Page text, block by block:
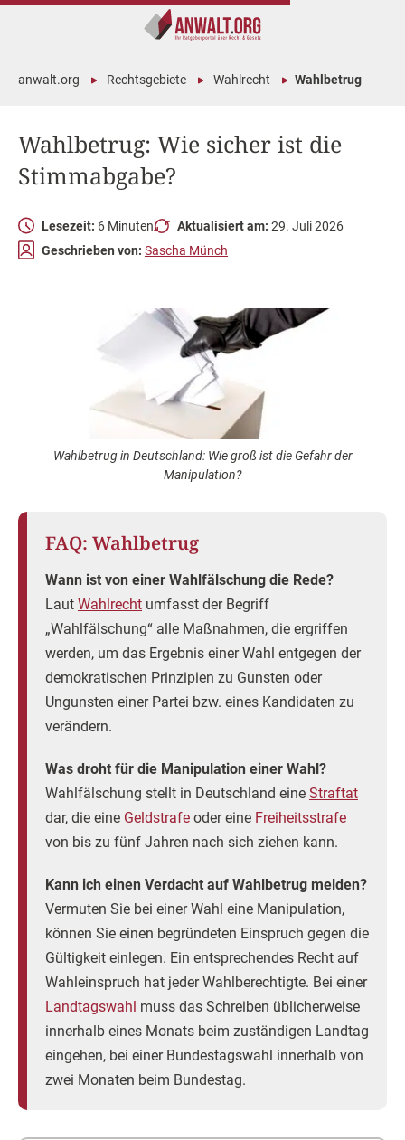
Wahlbetrug: Wie sicher ist die
Stimmabgabe?
anwalt.org Rechtsgebiete Wahlrecht Wahlbetrug
Lesezeit: 6 Minuten Aktualisiert am: 29. Juli 2026
Geschrieben von: Sascha Münch
Wahlbetrug in Deutschland: Wie groß ist die Gefahr der
Manipulation?
FAQ: Wahlbetrug
Wann ist von einer Wahlfälschung die Rede?
Laut Wahlrecht umfasst der Begriff
„Wahlfälschung“ alle Maßnahmen, die ergriffen
werden, um das Ergebnis einer Wahl entgegen der
demokratischen Prinzipien zu Gunsten oder
Ungunsten einer Partei bzw. eines Kandidaten zu
verändern.
Was droht für die Manipulation einer Wahl?
Wahlfälschung stellt in Deutschland eine Straftat
dar, die eine Geldstrafe oder eine Freiheitsstrafe
von bis zu fünf Jahren nach sich ziehen kann.
Kann ich einen Verdacht auf Wahlbetrug melden?
Vermuten Sie bei einer Wahl eine Manipulation,
können Sie einen begründeten Einspruch gegen die
Gültigkeit einlegen. Ein entsprechendes Recht auf
Wahleinspruch hat jeder Wahlberechtigte. Bei einer
Landtagswahl muss das Schreiben üblicherweise
innerhalb eines Monats beim zuständigen Landtag
eingehen, bei einer Bundestagswahl innerhalb von
zwei Monaten beim Bundestag.